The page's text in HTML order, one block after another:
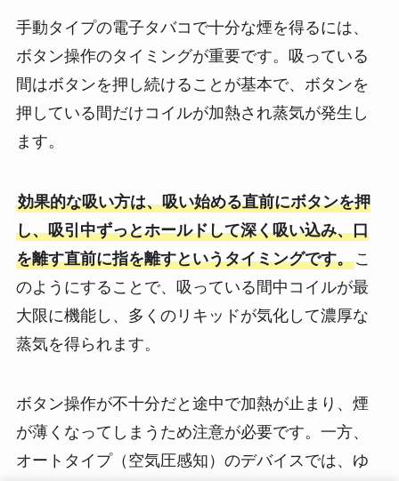
手動タイプの電子タバコで十分な煙を得るには、
ボタン操作のタイミングが重要です。吸っている
間はボタンを押し続けることが基本で、ボタンを
押している間だけコイルが加熱され蒸気が発生し
ます。
効果的な吸い方は、吸い始める直前にボタンを押
し、吸引中ずっとホールドして深く吸い込み、口
を離す直前に指を離すというタイミングです。こ
のようにすることで、吸っている間中コイルが最
大限に機能し、多くのリキッドが気化して濃厚な
蒸気を得られます。
ボタン操作が不十分だと途中で加熱が止まり、煙
が薄くなってしまうため注意が必要です。一方、
オートタイプ（空気圧感知）のデバイスでは、ゆ